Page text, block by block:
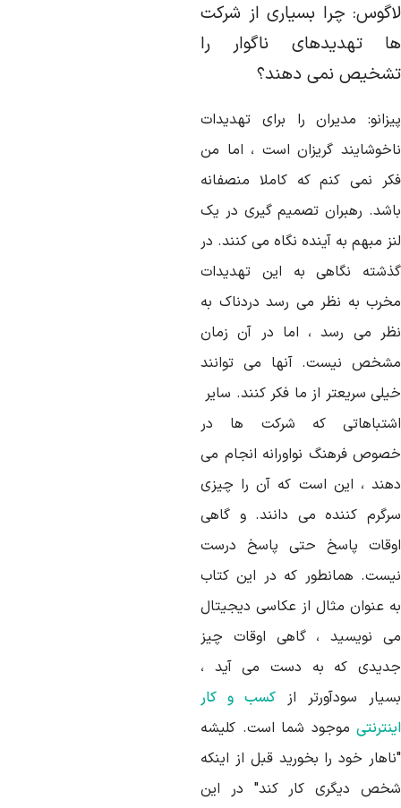
چرا بسیاری از شرکت
تهدیدهای ناگوار را
نمی دهند؟
مدیران را برای تهدیدات
گریزان است ، اما من
نمی کنم که کاملا منصفانه
رهبران تصمیم گیری در یک
مبهم به آینده نگاه می کنند. در
نگاهی به این تهدیدات
به نظر می رسد دردناک به
می رسد ، اما در آن زمان
نیست. آنها می توانند
سریعتر از ما فکر کنند. سایر
که شرکت ها در
فرهنگ نواورانه انجام می
، این است که آن را چیزی
کننده می دانند. و گاهی
پاسخ حتی پاسخ درست
همانطور که در این کتاب
عنوان مثال از عکاسی دیجیتال
نویسید ، گاهی اوقات چیز
که به دست می آید ،
سودآورتر از کسب و کار
موجود شما است. کلیشه
خود را بخورید قبل از اینکه
دیگری کار کند" در این